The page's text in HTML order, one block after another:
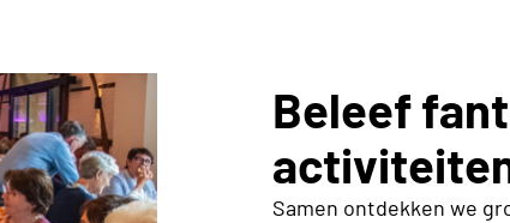
Beleef
Samen ontdekken we